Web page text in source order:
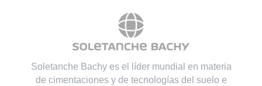
Soletanche Bachy es el líder mundial en materia
de cimentaciones y de tecnologías del suelo e